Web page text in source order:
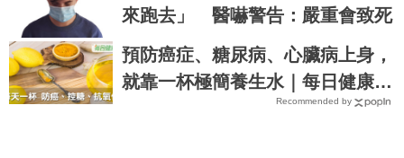
來跑去」 醫嚇警告：嚴重會致死
預防癌症、糖尿病、心臟病上身，
就靠一杯極簡養生水｜每日健康 H
Recommended by